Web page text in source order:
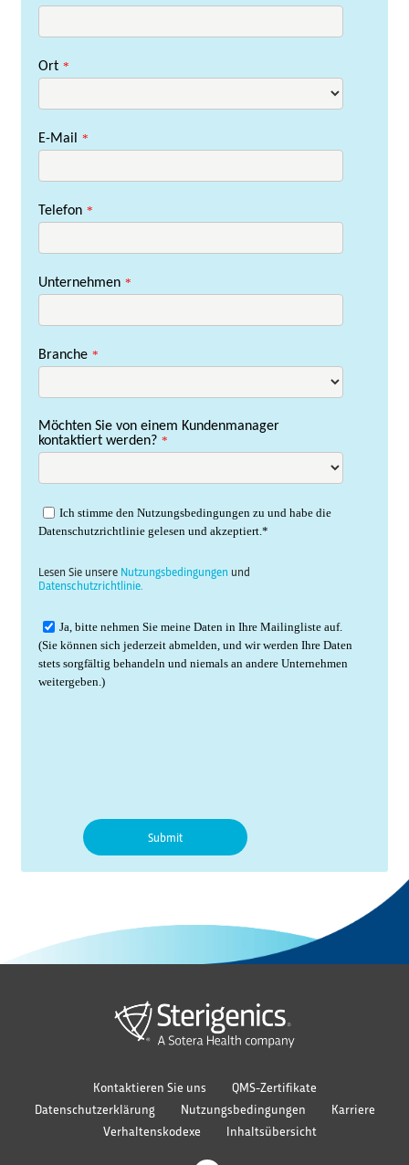
Ort *
E-Mail *
Telefon *
Unternehmen *
Branche *
Möchten Sie von einem Kundenmanager
kontaktiert werden? *
Ich stimme den Nutzungsbedingungen zu und habe die
Datenschutzrichtlinie gelesen und akzeptiert.*
Lesen Sie unsere Nutzungsbedingungen und
Datenschutzrichtlinie.
Ja, bitte nehmen Sie meine Daten in Ihre Mailingliste auf.
(Sie können sich jederzeit abmelden, und wir werden Ihre Daten
stets sorgfältig behandeln und niemals an andere Unternehmen
weitergeben.)
Kontaktieren Sie uns
QMS-Zertifikate
Datenschutzerklärung
Nutzungsbedingungen
Karriere
Verhaltenskodexe
Inhaltsübersicht